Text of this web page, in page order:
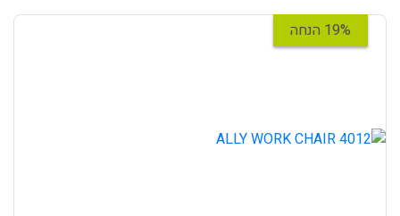
19% הנחה